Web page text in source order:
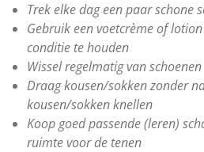
Trek elke dag een paar schone
Gebruik een voetcrème of
conditie te houden
Wissel regelmatig van schoenen
Draag kousen/sokken zonder
kousen/sokken knellen
Koop goed passende (leren)
ruimte voor de tenen